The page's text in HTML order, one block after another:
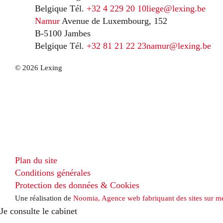
Belgique Tél. +32 4 229 20 10liege@lexing.be
Namur Avenue de Luxembourg, 152
B-5100 Jambes
Belgique Tél. +32 81 21 22 23namur@lexing.be
© 2026 Lexing
Plan du site
Conditions générales
Protection des données & Cookies
Une réalisation de Noomia, Agence web fabriquant des sites sur
Je consulte le cabinet